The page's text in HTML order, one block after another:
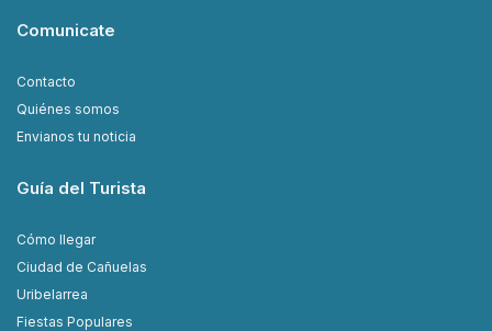
Comunicate
Contacto
Quiénes somos
Envianos tu noticia
Guía del Turista
Cómo llegar
Ciudad de Cañuelas
Uribelarrea
Fiestas Populares